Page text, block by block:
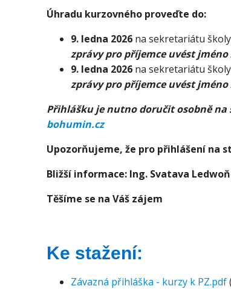
Úhradu kurzovného proveďte do:
9. ledna 2026 na sekretariátu školy
zprávy pro příjemce uvést jméno
9. ledna 2026 na sekretariátu školy
zprávy pro příjemce uvést jméno
Přihlášku je nutno doručit osobně
bohumin.cz
Upozorňujeme, že pro přihlášení na
Bližší informace: Ing. Svatava
Těšíme se na Váš zájem
Ke stažení:
Závazná přihláška - kurzy k PZ.pdf